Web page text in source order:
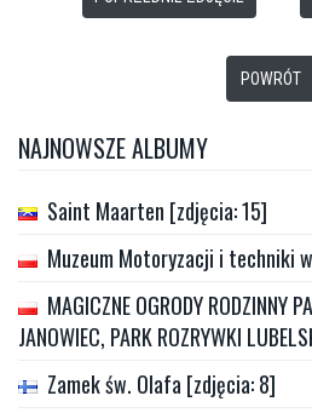
POWRÓT
NAJNOWSZE ALBUMY
Saint Maarten [zdjęcia: 15]
Muzeum Motoryzacji i techniki
MAGICZNE OGRODY RODZINNY
JANOWIEC, PARK ROZRYWKI
Zamek św. Olafa [zdjęcia: 8]